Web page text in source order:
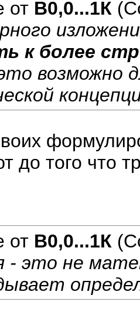
от В0,0...1К
к более
возможно
до того что
от В0,0...1К
- это не